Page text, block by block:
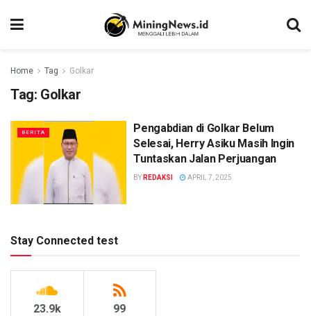
Home Tag Golkar
Tag: Golkar
BERITA
Pengabdian di Golkar Belum
Selesai, Herry Asiku Masih Ingin
Tuntaskan Jalan Perjuangan
BY REDAKSI APRIL 7, 2025
Stay Connected test
23.9k 99